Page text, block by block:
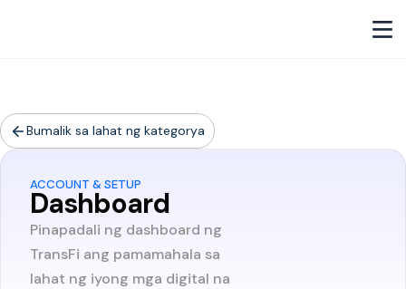
Bumalik sa lahat ng kategorya
ACCOUNT & SETUP
Dashboard
Pinapadali ng dashboard ng
TransFi ang pamamahala sa
lahat ng iyong mga digital na